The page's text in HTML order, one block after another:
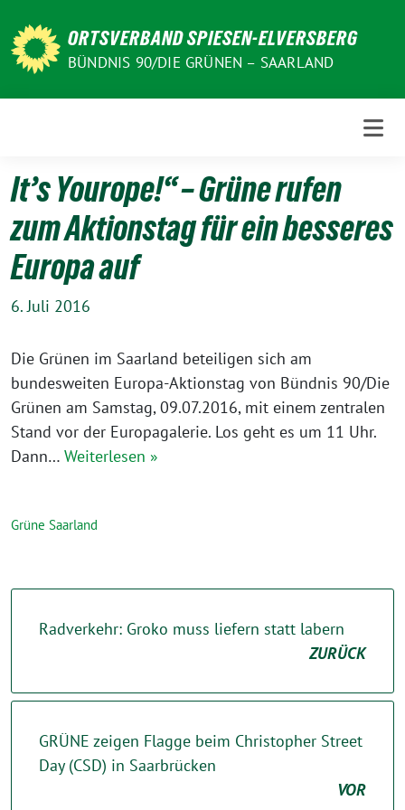
zum
Inhalt
ORTSVERBAND SPIESEN-ELVERSBERG
BÜNDNIS 90/DIE GRÜNEN – SAARLAND
It’s Yourope!“ – Grüne rufen
zum Aktionstag für ein besseres
Europa auf
6. Juli 2016
Die Grünen im Saarland beteiligen sich am
bundesweiten Europa-Aktionstag von Bündnis 90/Die
Grünen am Samstag, 09.07.2016, mit einem zentralen
Stand vor der Europagalerie. Los geht es um 11 Uhr.
Dann… Weiterlesen »
Grüne Saarland
Radverkehr: Groko muss liefern statt labern
ZURÜCK
GRÜNE zeigen Flagge beim Christopher Street
Day (CSD) in Saarbrücken
VOR